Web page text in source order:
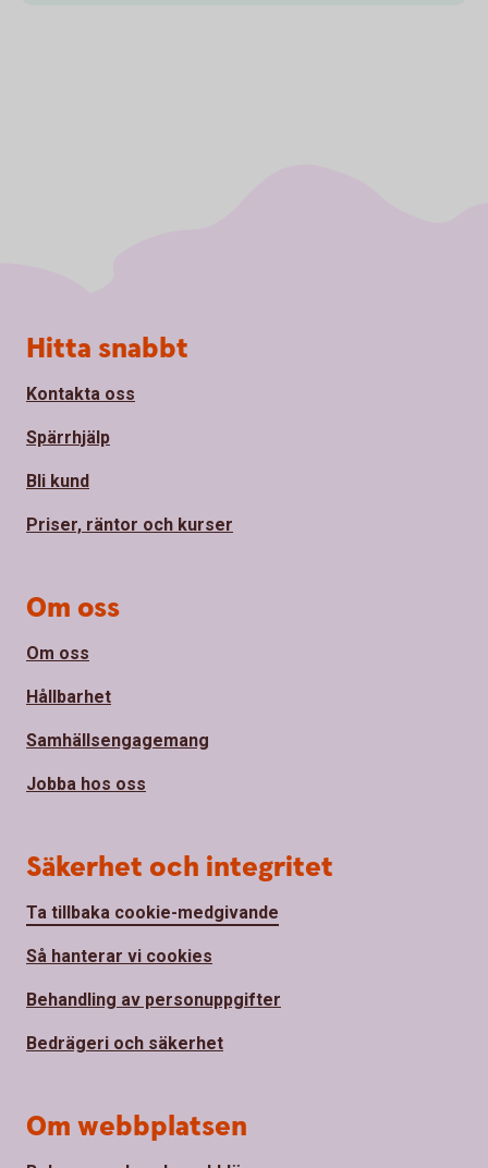
Sidfot
Hitta snabbt
Kontakta oss
Spärrhjälp
Bli kund
Priser, räntor och kurser
Om oss
Om oss
Hållbarhet
Samhällsengagemang
Jobba hos oss
Säkerhet och integritet
Ta tillbaka cookie-medgivande
Så hanterar vi cookies
Behandling av personuppgifter
Bedrägeri och säkerhet
Om webbplatsen